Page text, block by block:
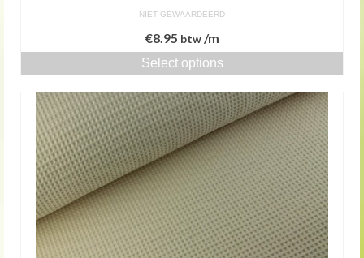
NIET GEWAARDEERD
€8.95 btw/m
Select options